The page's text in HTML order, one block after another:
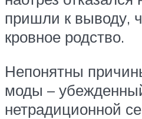
пришли к выводу,
кровное родство.
Непонятны
моды –
нетрадиционной